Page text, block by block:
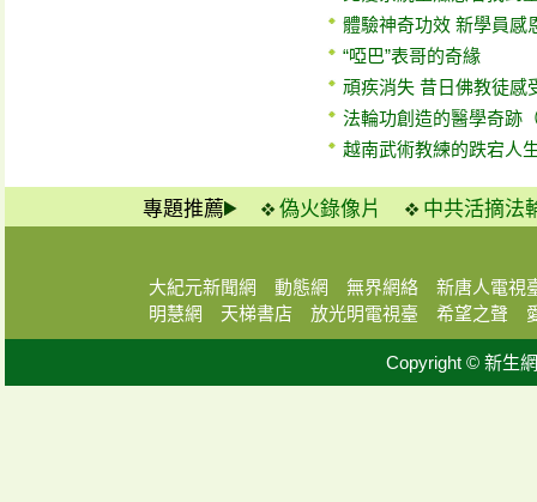
體驗神奇功效 新學員感
“啞巴”表哥的奇緣
頑疾消失 昔日佛教徒感
法輪功創造的醫學奇跡
越南武術教練的跌宕人
專題推薦 偽火錄像片 中共活摘法
大紀元新聞網 動態網 無界網絡
新唐人電視
明慧網
天梯書店 放光明電視臺 希望之聲
Copyright © 新生